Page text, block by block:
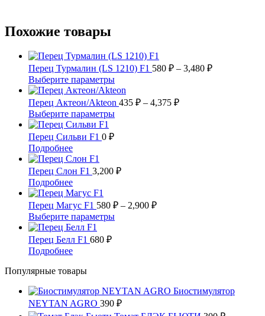
Похожие товары
Перец Турмалин (LS 1210) F1 580 ₽ – 3,480 ₽Диапазон
Выберите параметрыЭтот
товар
имеет
несколько
странице
Перец Актеон/Akteon 435 ₽ – 4,375 ₽Диапазон
Выберите параметрыЭтот
Опции
можно
странице
товара.
Перец Сильви F1 0 ₽
ПодробнееЭтот
товар
имеет
несколько
вариаций.
Опции
можно
выбрать
на
странице
товара.
Перец Слон F1 3,200 ₽
ПодробнееЭтот
товар
имеет
несколько
вариаций.
Опции
можно
выбрать
на
странице
товара.
Перец Магус F1 580 ₽ – 2,900 ₽Диапазон
Выберите параметрыЭтот
выбрать
на
странице
Перец Белл F1 680 ₽
ПодробнееЭтот
имеет
вариаций.
Опции
Популярные товары
Биостимулятор
NEYTAN AGRO 390 ₽